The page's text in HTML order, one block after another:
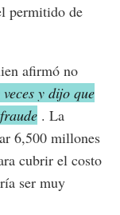
permitido de
afirmó no
y dijo que
. La
6,500 millones
cubrir el costo
ser muy